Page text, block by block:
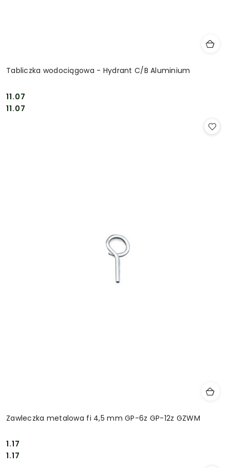
Tabliczka wodociągowa - Hydrant C/B Aluminium
Cena:
11.07
Cena:
11.07
Zawleczka metalowa fi 4,5 mm GP-6z GP-12z GZWM
Cena:
1.17
Cena:
1.17